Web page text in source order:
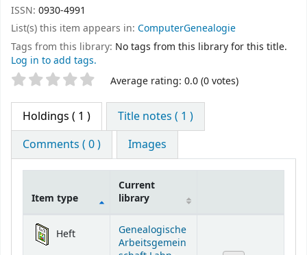
ISSN: 0930-4991
List(s) this item appears in: ComputerGenealogie
Tags from this library: No tags from this library for this title.
Log in to add tags.
Star ratings Average rating: 0.0 (0 votes)
Holdings ( 1 )
Title notes ( 1 )
Comments ( 0 )
Images
Holdings
Item type
Current
library
Heft
Genealogische
Arbeitsgemein